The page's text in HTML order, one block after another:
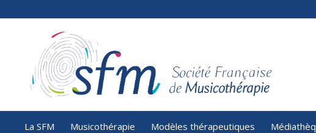
La SFM Musicothérapie Modèles thérapeutiques